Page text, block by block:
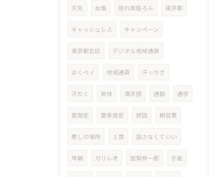
天気 台風 隠れ家座ろん 東京都
キャッシュレス キャンペーン
東京都北区 デジタル地域通貨
ほくペイ 地域通貨 汗っかき
汗だく 爽快 清涼感 通勤 通学
夏限定 夏季限定 原因 朝営業
癒しの場所 １席 話さなくていい
早朝 ガリレオ 加賀恭一郎 手紙